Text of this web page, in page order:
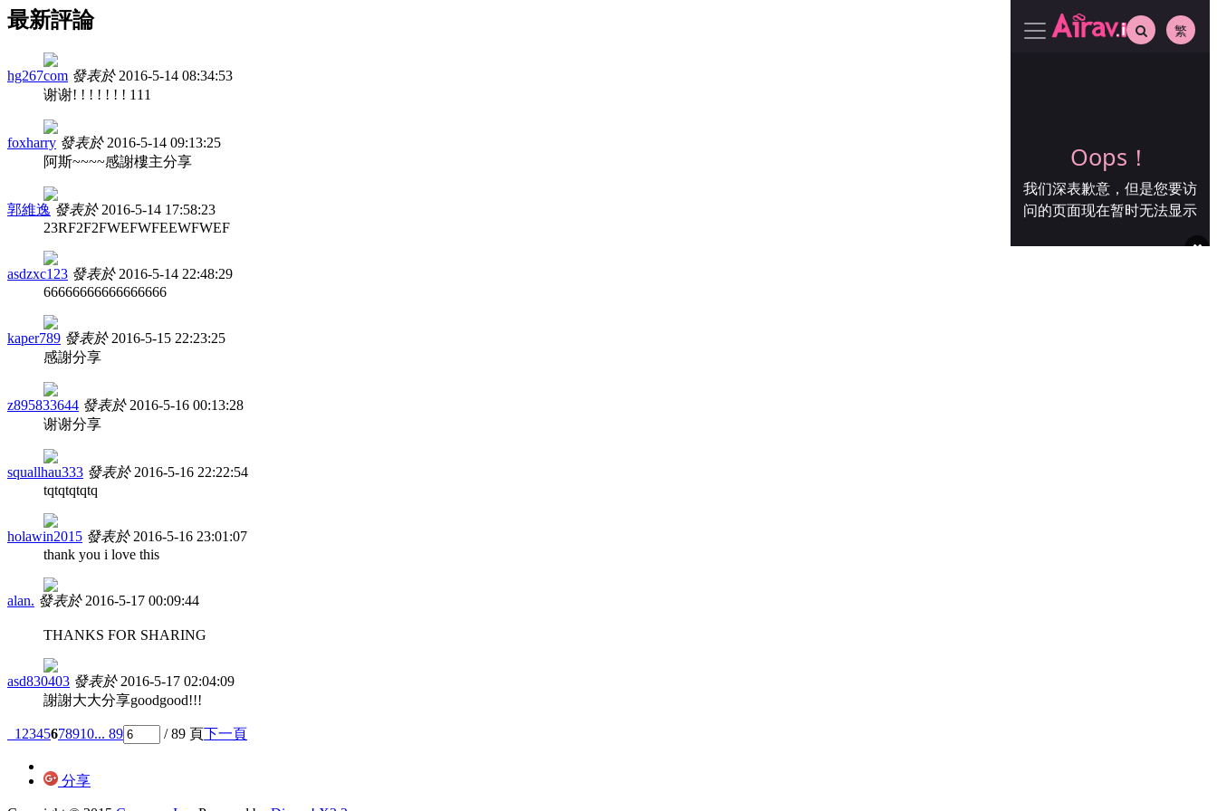
最新評論
hg267com 發表於 2016-5-14 08:34:53
谢谢! ! ! ! ! ! ! 111
foxharry 發表於 2016-5-14 09:13:25
阿斯~~~~感謝樓主分享
郭維逸 發表於 2016-5-14 17:58:23
23RF2F2FWEFWFEEWFWEF
asdzxc123 發表於 2016-5-14 22:48:29
66666666666666666
kaper789 發表於 2016-5-15 22:23:25
感謝分享
z895833644 發表於 2016-5-16 00:13:28
谢谢分享
squallhau333 發表於 2016-5-16 22:22:54
tqtqtqtqtq
holawin2015 發表於 2016-5-16 23:01:07
thank you i love this
alan. 發表於 2016-5-17 00:09:44
THANKS FOR SHARING
asd830403 發表於 2016-5-17 02:04:09
謝謝大大分享goodgood!!!
1 2345678910... 89 / 89 頁下一頁
分享